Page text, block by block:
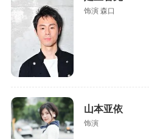
饰演 森口
山本亚依
饰演